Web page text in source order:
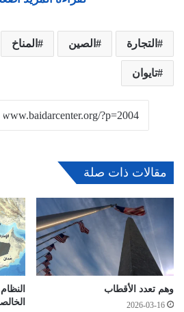
التجارة الصين المناخ
تايوان
مقالات ذات صلة
وهم تعدد الأقطاب
2026-03-16